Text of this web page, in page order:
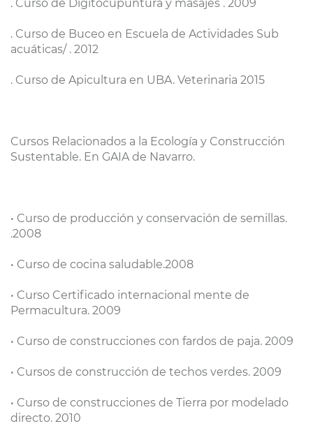
. Curso de Digitocupuntura y masajes . 2009
. Curso de Buceo en Escuela de Actividades Sub
acuáticas/ . 2012
. Curso de Apicultura en UBA. Veterinaria 2015
Cursos Relacionados a la Ecología y Construcción
Sustentable. En GAIA de Navarro.
• Curso de producción y conservación de semillas.
.2008
• Curso de cocina saludable.2008
• Curso Certificado internacional mente de
Permacultura. 2009
• Curso de construcciones con fardos de paja. 2009
• Cursos de construcción de techos verdes. 2009
• Curso de construcciones de Tierra por modelado
directo. 2010